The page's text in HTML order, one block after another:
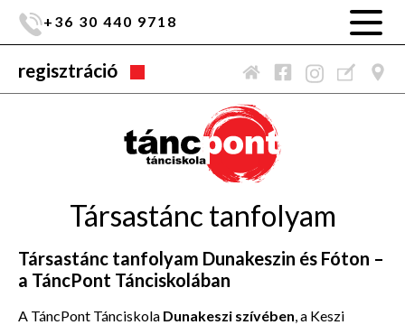
+36 30 440 9718
regisztráció
Társastánc tanfolyam
Társastánc tanfolyam Dunakeszin és Fóton –
a TáncPont Tánciskolában
A TáncPont Tánciskola Dunakeszi szívében, a Keszi